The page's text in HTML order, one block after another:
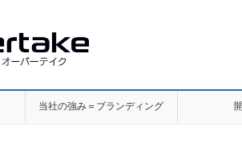
当社の強み＝ブランディング